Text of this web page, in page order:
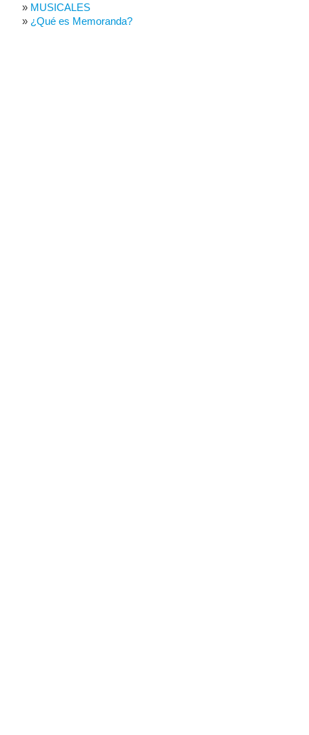
MUSICALES
¿Qué es Memoranda?